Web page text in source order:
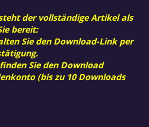
der vollständige Artikel als
bereit:
Sie den Download-Link per
Sie den Download
(bis zu 10 Downloads